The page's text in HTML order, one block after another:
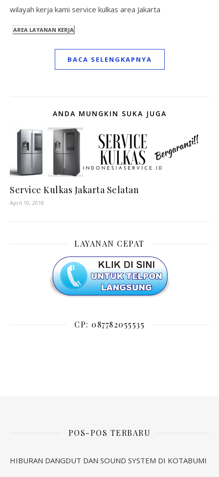
wilayah kerja kami service kulkas area Jakarta
BACA SELENGKAPNYA
ANDA MUNGKIN SUKA JUGA
Service Kulkas Jakarta Selatan
April 10, 2018
LAYANAN CEPAT
CP: 087782055535
POS-POS TERBARU
HIBURAN DANGDUT DAN SOUND SYSTEM DI KOTABUMI